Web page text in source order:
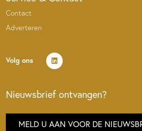
Contact
Adverteren
Volg ons
Nieuwsbrief ontvangen?
MELD U AAN VOOR DE